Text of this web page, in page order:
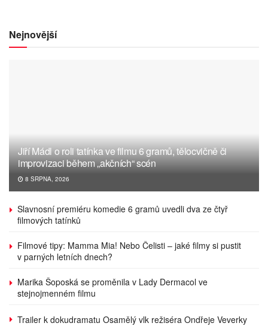
Nejnovější
Jiří Mádl o roli tatínka ve filmu 6 gramů, tělocvičně či
improvizaci během „akčních“ scén
8 SRPNA, 2026
Slavnosní premiéru komedie 6 gramů uvedli dva ze čtyř
filmových tatínků
Filmové tipy: Mamma Mia! Nebo Čelisti – jaké filmy si pustit
v parných letních dnech?
Marika Šoposká se proměnila v Lady Dermacol ve
stejnojmenném filmu
Trailer k dokudramatu Osamělý vlk režiséra Ondřeje Veverky